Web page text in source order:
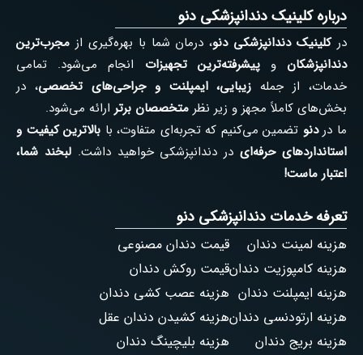
تعرفه خدمات دندانپزشکی دنو
هزینه لمینت دندان
هزینه کامپوزیت دندان
هزینه ایمپلنت دندان
هزینه ارتودنسی دندان
هزینه بریج دندان
قیمت دندان مصنوعی
قیمت روکش دندان
هزینه عصب کشی دندان
هزینه کشیدن دندان عقل
هزینه بلیچینگ دندان
درباره کلینیک دندانپزشکی دنو
درکلینیک دندانپزشکی دنو، درمان شما با بهره‌گیری از مجرب‌ترین
دندانپزشکان وپیشرفته‌ترین تجهیزات انجام می‌شود. تمامی
خدمات، از جمله زیبایی، ایمپلنت و جراحی‌های تخصصی، در
بخش‌های کاملاً مجهز و زیر نظر متخصصان برتر ارائه می‌شود.
ما دردنو تضمین می‌کنیم که تجربه‌ای متفاوت، با بالاترین کیفیت و
استانداردهای حرفه‌ایدر دندانپزشکی خواهید داشت.لبخند شما،
اعتبار ماست!